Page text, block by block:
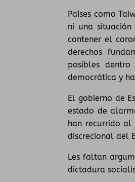
Países como
ni una situación
contener el
derechos
posibles
democrática y
El gobierno de
estado de
han recurrido
discrecional del
Les faltan
dictadura